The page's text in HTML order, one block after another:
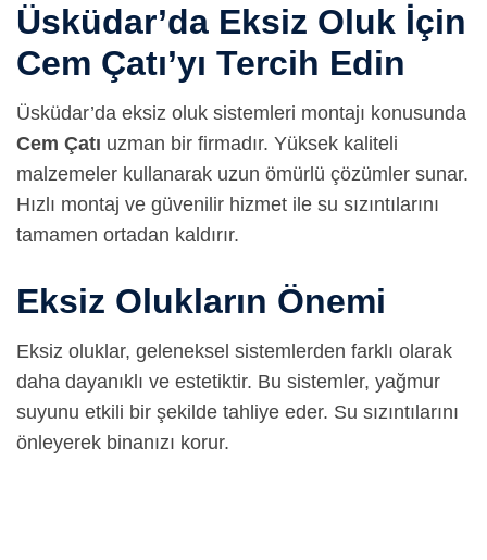
Üsküdar’da Eksiz Oluk İçin
Cem Çatı’yı Tercih Edin
Üsküdar’da eksiz oluk sistemleri montajı konusunda
Cem Çatı uzman bir firmadır. Yüksek kaliteli
malzemeler kullanarak uzun ömürlü çözümler sunar.
Hızlı montaj ve güvenilir hizmet ile su sızıntılarını
tamamen ortadan kaldırır.
Eksiz Olukların Önemi
Eksiz oluklar, geleneksel sistemlerden farklı olarak
daha dayanıklı ve estetiktir. Bu sistemler, yağmur
suyunu etkili bir şekilde tahliye eder. Su sızıntılarını
önleyerek binanızı korur.